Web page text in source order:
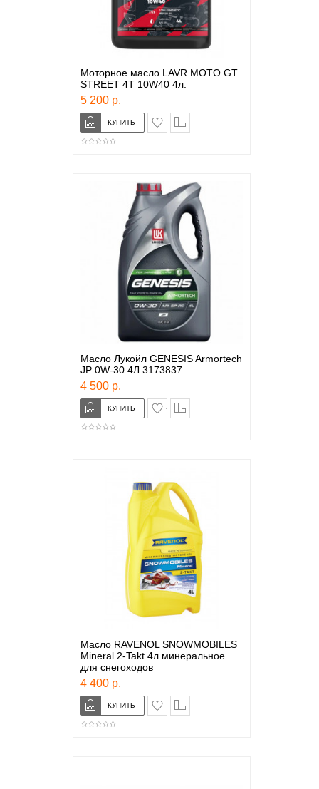
Моторное масло LAVR MOTO GT
STREET 4T 10W40 4л.
5 200 р.
в закладки
Масло Лукойл GENESIS Armortech
JP 0W-30 4Л 3173837
4 500 р.
в закладки
Масло RAVENOL SNOWMOBILES
Mineral 2-Takt 4л минеральное
для снегоходов
4 400 р.
в закладки